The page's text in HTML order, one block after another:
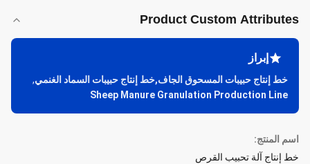
Product Custom Attributes
إبراز
خط إنتاج حبيبات المسحوق الجاف,خط إنتاج حبيبات السماد الغنمي,
Sheep Manure Granulation Production Line
اسم المنتج:
خط إنتاج آلة تحبيب القرص